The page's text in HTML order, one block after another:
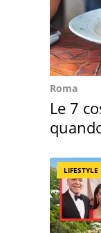
Roma
Le 7
LIFESTYLE